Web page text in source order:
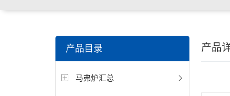
产品目录
马弗炉汇总
产品